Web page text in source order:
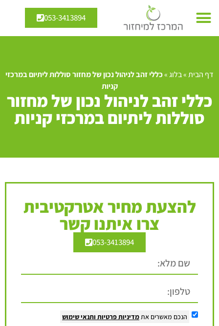
053-3413894
דף הבית»בלוג»כללי זהב לניהול נכון של מחזור סוללות ליתיום במרכזי
קניות
כללי זהב לניהול נכון של מחזור
סוללות ליתיום במרכזי קניות
להצעת מחיר אטרקטיבית
צרו איתנו קשר
053-3413894
הנכם מאשרים את מדיניות פרטיות ותנאי שימוש